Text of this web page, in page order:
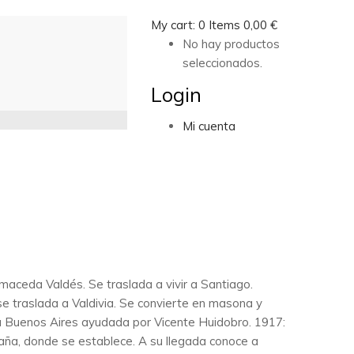
My cart: 0 Items 0,00 €
No hay productos
seleccionados.
Login
Mi cuenta
Valdés. Se traslada a vivir a Santiago.
traslada a Valdivia. Se convierte en masona y
Aires ayudada por Vicente Huidobro. 1917:
donde se establece. A su llegada conoce a